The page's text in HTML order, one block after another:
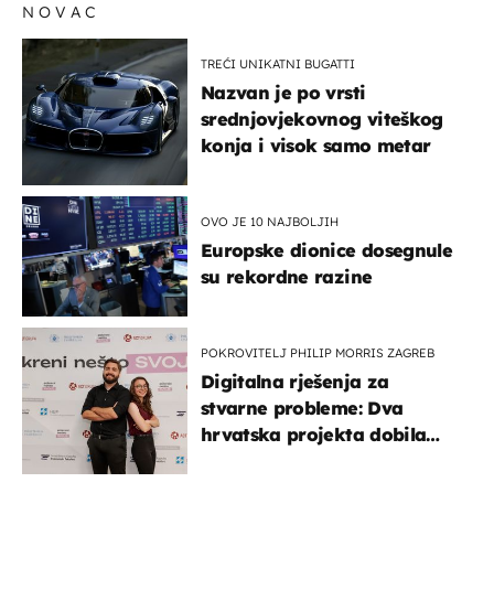
NOVAC
TREĆI UNIKATNI BUGATTI
Nazvan je po vrsti
srednjovjekovnog viteškog
konja i visok samo metar
OVO JE 10 NAJBOLJIH
Europske dionice dosegnule
su rekordne razine
POKROVITELJ PHILIP MORRIS ZAGREB
Digitalna rješenja za
stvarne probleme: Dva
hrvatska projekta dobila